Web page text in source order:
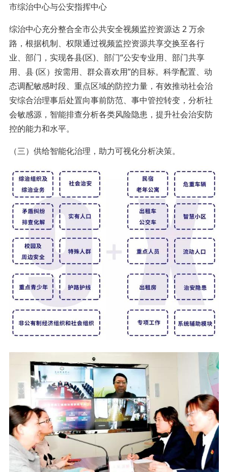
市综治中心与公安指挥中心
综治中心充分整合全市公共安全视频监控资源达 2 万余
路，根据机制、权限通过视频监控资源共享交换至各行
业、部门，实现各县(区)、部门“公安专业用、部门共享
用、县 (区）按需用、群众喜欢用”的目标。科学配置、动
态调配敏感时段、重点区域的防控力量，有效推动社会治
安综合治理事后处置向事前防范、事中管控转变，分析社
会敏感源，智能排查分析各类风险隐患，提升社会治安防
控的能力和水平。
（三）供给智能化治理，助力可视化分析决策。